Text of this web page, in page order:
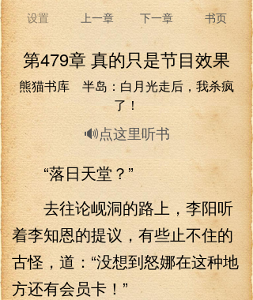
设置 上一章 下一章 书页
第479章 真的只是节目效果
熊猫书库 半岛：白月光走后，我杀疯
了！
🔊点这里听书
“落日天堂？”
去往论岘洞的路上，李阳听
着李知恩的提议，有些止不住的
古怪，道：“没想到怒娜在这种地
方还有会员卡！”